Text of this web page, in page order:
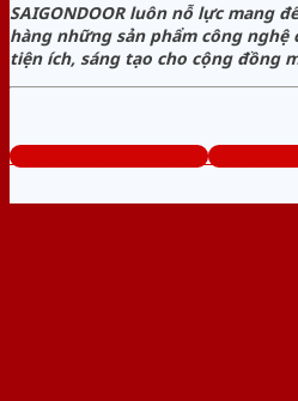
SAIGONDOOR luôn nỗ lực mang
hàng những sản phẩm công nghệ
tiện ích, sáng tạo cho cộng đồng
www.cuanhuavango.com Tổng đài